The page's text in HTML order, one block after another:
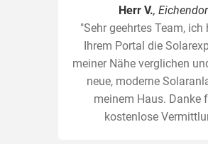
Herr V.,
"Sehr geehrtes Team, ich
Ihrem Portal die
meiner Nähe verglichen
neue, moderne
meinem Haus. Danke
kostenlose